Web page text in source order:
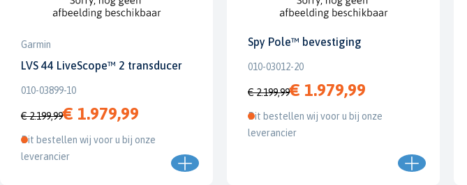
Garmin
LVS 44 LiveScope™ 2 transducer
010-03899-10
€ 2.199,99€ 1.979,99
Dit bestellen wij voor u bij onze
leverancier
Spy Pole™ bevestiging
010-03012-20
€ 2.199,99€ 1.979,99
Dit bestellen wij voor u bij onze
leverancier